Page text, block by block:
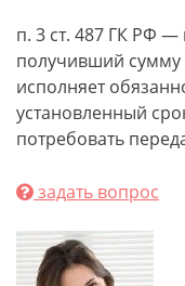
п. 3 ст. 487 ГК РФ —
получивший сумму
исполняет
установленный
потребовать
задать вопрос